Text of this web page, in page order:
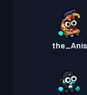
the_Anis